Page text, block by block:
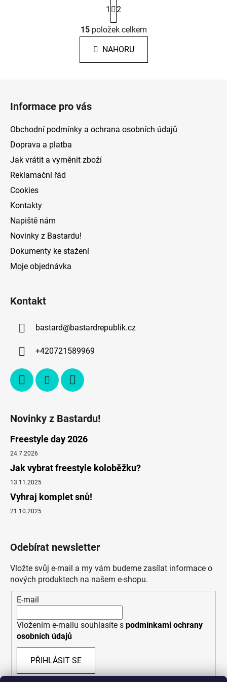
O
v
l
á
d
v
t
r
á
n
k
1 2
15položek celkem
NAHORU
Informace pro vás
Obchodní podmínky a ochrana osobních údajů
Doprava a platba
Jak vrátit a vyměnit zboží
Reklamační řád
Cookies
Kontakty
Napiště nám
Novinky z Bastardu!
Dokumenty ke stažení
Moje objednávka
Kontakt
bastard@bastardrepublik.cz
+420721589969
Novinky z Bastardu!
Freestyle day 2026
24.7.2026
Jak vybrat freestyle koloběžku?
13.11.2025
Vyhraj komplet snů!
21.10.2025
Odebírat newsletter
Vložte svůj e-mail a my vám budeme zasílat informace o
nových produktech na našem e-shopu.
E-mail
Vložením e-mailu souhlasíte s podmínkami ochrany
osobních údajů
PŘIHLÁSIT SE